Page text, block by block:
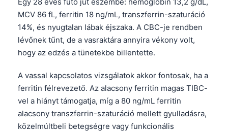
MCV 86 fL, ferritin 18 ng/mL, transzferrin-szaturáció
14%, és nyugtalan lábak éjszaka. A CBC-je rendben
lévőnek tűnt, de a vasraktára annyira vékony volt,
hogy az edzés a tünetekbe billentette.
A vassal kapcsolatos vizsgálatok akkor fontosak, ha a
ferritin félrevezető. Az alacsony ferritin magas TIBC-
vel a hiányt támogatja, míg a 80 ng/mL ferritin
alacsony transzferrin-szaturáció mellett gyulladásra,
közelmúltbeli betegségre vagy funkcionális